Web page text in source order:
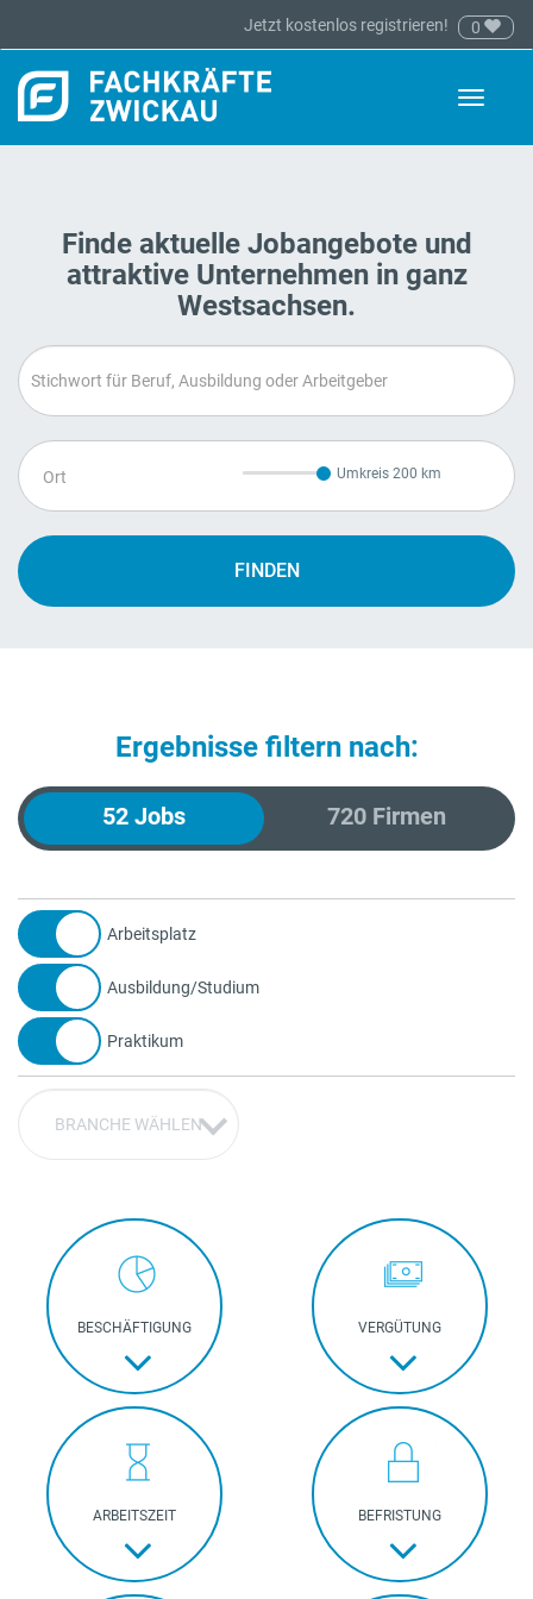
Jetzt kostenlos registrieren! 0
Toggle
Finde aktuelle Jobangebote und
attraktive Unternehmen in ganz
Westsachsen.
Umkreis200 km
FINDEN
Ergebnisse filtern nach:
52 Jobs 720 Firmen
Arbeitsplatz
Ausbildung/Studium
Praktikum
BRANCHE WÄHLEN
BESCHÄF­TIGUNG VERGÜTUNG
ARBEITS­ZEIT BEFRIS­TUNG